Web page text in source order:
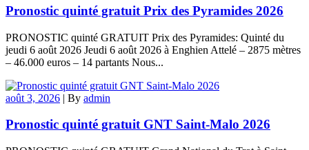
Pronostic quinté gratuit Prix des Pyramides 2026
PRONOSTIC quinté GRATUIT Prix des Pyramides: Quinté du
jeudi 6 août 2026 Jeudi 6 août 2026 à Enghien Attelé – 2875 mètres
– 46.000 euros – 14 partants Nous...
août 3, 2026 | By admin
Pronostic quinté gratuit GNT Saint-Malo 2026